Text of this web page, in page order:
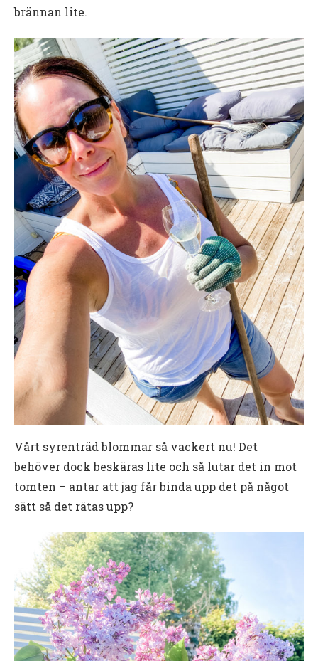
brännan lite.
Vårt syrenträd blommar så vackert nu! Det
behöver dock beskäras lite och så lutar det in mot
tomten – antar att jag får binda upp det på något
sätt så det rätas upp?